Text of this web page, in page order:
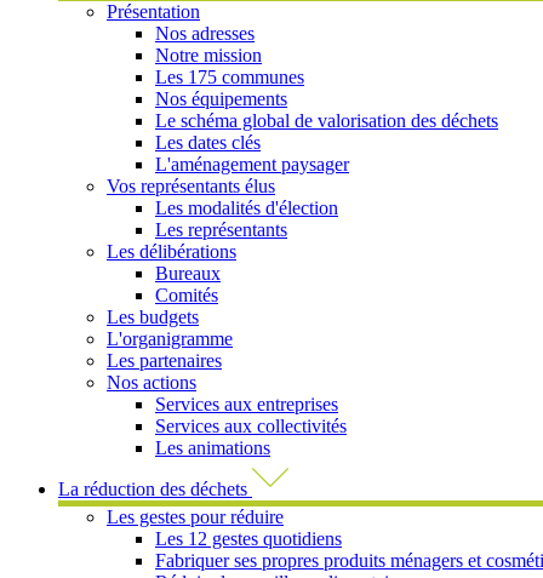
Présentation
Nos adresses
Notre mission
Les 175 communes
Nos équipements
Le schéma global de valorisation des déchets
Les dates clés
L'aménagement paysager
Vos représentants élus
Les modalités d'élection
Les représentants
Les délibérations
Bureaux
Comités
Les budgets
L'organigramme
Les partenaires
Nos actions
Services aux entreprises
Services aux collectivités
Les animations
La réduction des déchets
Les gestes pour réduire
Les 12 gestes quotidiens
Fabriquer ses propres produits ménagers et